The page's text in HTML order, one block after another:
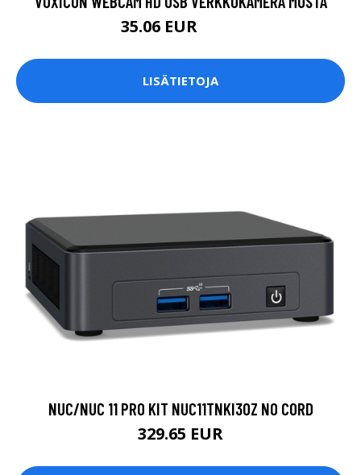
35.06 EUR
LISÄTIETOJA
NUC/NUC 11 PRO KIT NUC11TNKI30Z NO CORD
329.65 EUR